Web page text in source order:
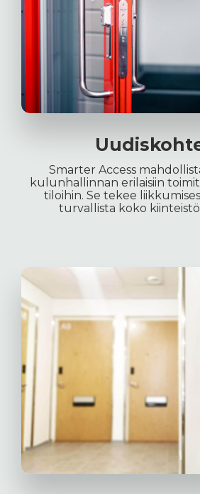
Smarter Access
kulunhallinnan erilaisiin
tiloihin. Se tekee
turvallista koko